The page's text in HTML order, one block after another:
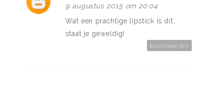
9 augustus 2015 om 20:04
Wat een prachtige lipstick is dit,
staat je geweldig!
Beantwoorden